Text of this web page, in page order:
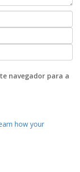
navegador para a
how your